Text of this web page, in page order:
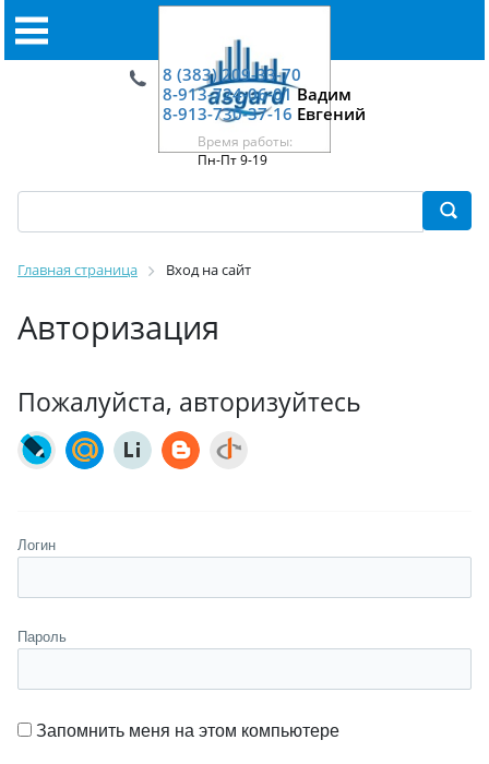
8 (383) 209-33-70
8-913-724-06-01Вадим
8-913-730-37-16 Евгений
Время работы:
Пн-Пт 9-19
Главная страница Вход на сайт
Авторизация
Пожалуйста, авторизуйтесь
Логин
Пароль
Запомнить меня на этом компьютере